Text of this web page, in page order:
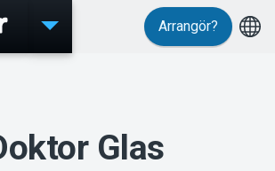
Arrangör?
Glas